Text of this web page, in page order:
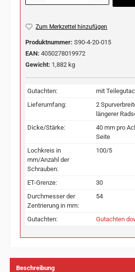
Zum Merkzettel hinzufügen
Produktnummer: S90-4-20-015
EAN: 4050278019972
Gewicht: 1,882 kg
Gutachten:
mit
Lieferumfang:
2
längerer
Dicke/Stärke:
40 mm pro
Seite
Lochkreis in
mm/Anzahl der
Schrauben:
100/5
ET-Grenze:
30
Durchmesser der
Zentrierung in mm:
54
Gutachten: Gutachten
Beschreibung